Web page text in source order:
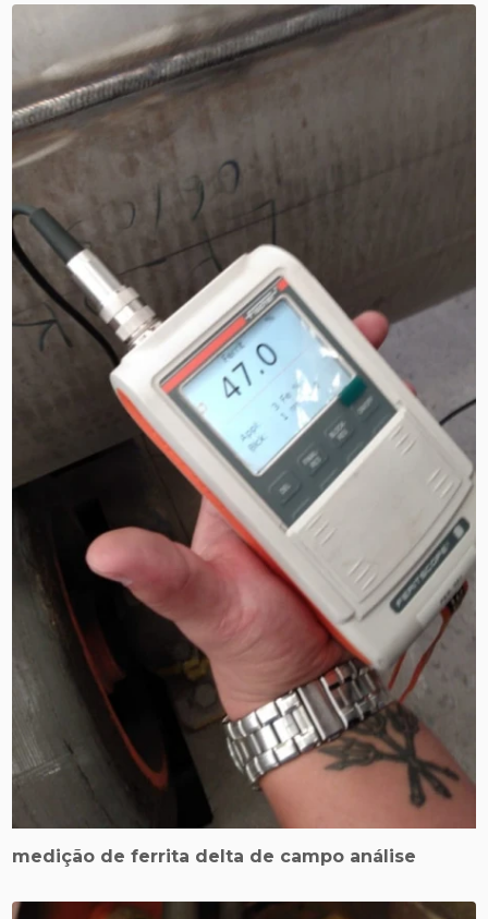
medição de ferrita delta de campo análise